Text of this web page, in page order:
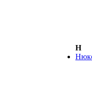
Н